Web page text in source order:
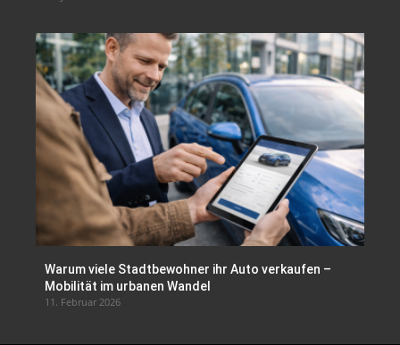
Warum viele Stadtbewohner ihr Auto verkaufen –
Mobilität im urbanen Wandel
11. Februar 2026